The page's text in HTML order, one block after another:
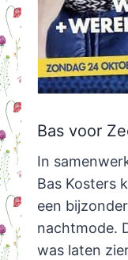
Bas voor
In
Bas Kosters
een
nachtmode.
was laten